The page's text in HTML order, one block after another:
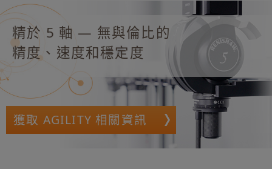
精於 5 軸 — 無與倫比的
精度、速度和穩定度
獲取 AGILITY 相關資訊